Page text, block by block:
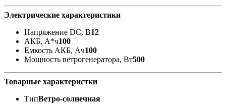
Электрические характеристики
Напряжение DC, В12
АКБ, А*ч100
Емкость АКБ, Ач100
Мощность ветрогенератора, Вт500
Товарные характеристки
ТипВетро-солнечная